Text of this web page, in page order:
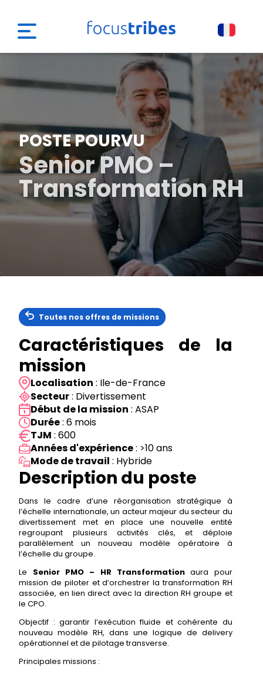
POSTE POURVU
Senior PMO –
Transformation RH
Toutes nos offres de missions
Caractéristiques de la
mission
Localisation : Ile-de-France
Secteur: Divertissement
Début de la mission : ASAP
Durée: 6 mois
TJM : 600
Années d'expérience: >10 ans
Mode de travail : Hybride
Description du poste
Dans le cadre d’une réorganisation stratégique à
l’échelle internationale, un acteur majeur du secteur du
divertissement met en place une nouvelle entité
regroupant plusieurs activités clés, et déploie
parallèlement un nouveau modèle opératoire à
l’échelle du groupe.
Le Senior PMO – HR Transformation aura pour
mission de piloter et d’orchestrer la transformation RH
associée, en lien direct avec la direction RH groupe et
le CPO.
Objectif : garantir l’exécution fluide et cohérente du
nouveau modèle RH, dans une logique de delivery
opérationnel et de pilotage transverse.
Principales missions :